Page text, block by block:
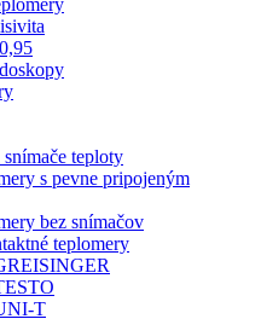
teploty
s pevne pripojeným
bez snímačov
teplomery
T